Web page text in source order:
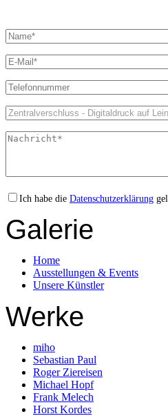
Ich habe die Datenschutzerklärung
Galerie
Home
Ausstellungen & Events
Unsere Künstler
Werke
miho
Sebastian Paul
Roger Ziereisen
Michael Hopf
Frank Melech
Horst Kordes